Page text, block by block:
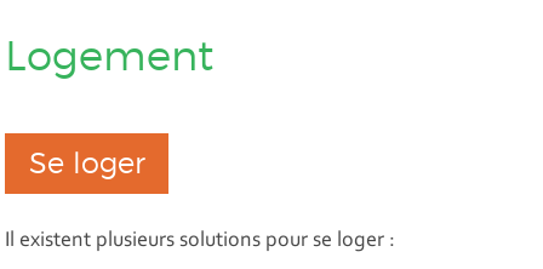
Logement
Se loger
Il existent plusieurs solutions pour se loger :